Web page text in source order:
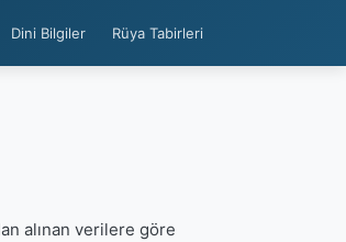
Dini Bilgiler Rüya Tabirleri
alınan verilere göre